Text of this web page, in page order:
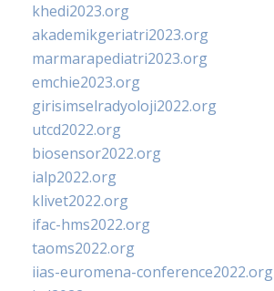
khedi2023.org
akademikgeriatri2023.org
marmarapediatri2023.org
emchie2023.org
girisimselradyoloji2022.org
utcd2022.org
biosensor2022.org
ialp2022.org
klivet2022.org
ifac-hms2022.org
taoms2022.org
iias-euromena-conference2022.org